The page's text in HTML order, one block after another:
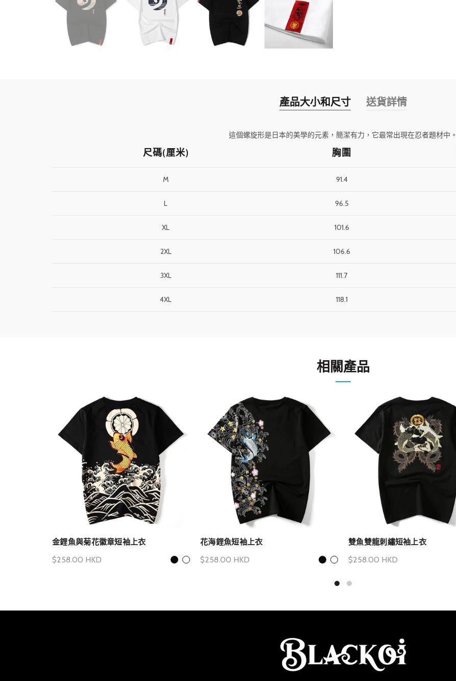
產品大小和尺寸 送貨詳情
這個螺旋形是日本的美學的元素，簡潔有力，它最常出現在忍者題材中。
尺碼(厘米) 胸圍
M 91.4
L 96.5
XL 101.6
2XL 106.6
3XL 111.7
4XL 118.1
相關產品
金鋰魚與菊花徽章短袖上衣
$258.00 HKD
花海鋰魚短袖上衣
$258.00 HKD
雙魚雙龍刺繡短袖上衣
$258.00 HKD